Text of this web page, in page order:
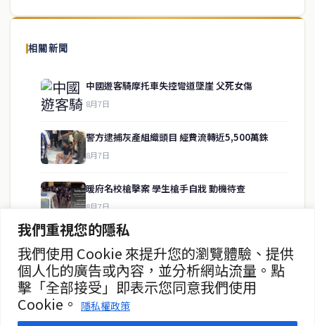
我們重視您的隱私
我們使用 Cookie 來提升您的瀏覽體驗、提供
個人化的廣告或內容，並分析網站流量。點
擊「全部接受」即表示您同意我們使用
Cookie。
隱私權政策
相關新聞
中國遊客騎摩托車失控彎道墜崖 父死女傷
8月7日
警方逮捕灰產組織頭目 經費流轉近5,500萬銖
8月7日
暖府名校槍擊案 學生槍手自戕 動機待查
8月7日
暖武里名校發生槍擊案 2死15傷
8月7日
10月16日起托運行李須遵守新規
8月7日
泰國中文新聞（TCN）是一家總部設於曼谷的中文新聞媒體，致力於
供即時、客觀、多元的中文新聞內容。
房地產
聯絡資訊
歡迎來信洽詢合作事宜
或提供新聞線索